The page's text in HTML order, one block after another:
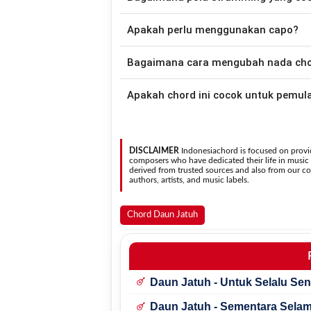
Down - Down - Up - Up - Down - Up
(ft. Nosstress).
Apakah perlu menggunakan capo?
asli penyanyi, kamu dapat
Bagaimana cara mengubah nada
nada. Seluruh chord akan berubah secara otomatis tanpa mengubah lirik sehingga kamu dapat
Apakah chord ini cocok untuk
DISCLAIMER Indonesiachord is focused on
composers who have dedicated their life in
derived from trusted sources and also from our
authors, artists, and music labels.
Chord Daun Jatuh
Daun Jatuh - Untuk Selalu
Daun Jatuh - Sementara